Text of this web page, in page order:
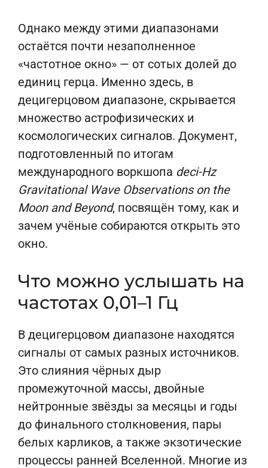
Однако между этими диапазонами
остаётся почти незаполненное
«частотное окно» — от сотых долей до
единиц герца. Именно здесь, в
децигерцовом диапазоне, скрывается
множество астрофизических и
космологических сигналов. Документ,
подготовленный по итогам
международного воркшопа deci-Hz
Gravitational Wave Observations on the
Moon and Beyond, посвящён тому, как и
зачем учёные собираются открыть это
окно.
Что можно услышать на
частотах 0,01–1 Гц
В децигерцовом диапазоне находятся
сигналы от самых разных источников.
Это слияния чёрных дыр
промежуточной массы, двойные
нейтронные звёзды за месяцы и годы
до финального столкновения, пары
белых карликов, а также экзотические
процессы ранней Вселенной. Многие из